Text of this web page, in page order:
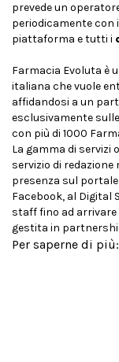
prevede un
periodicamente con
piattaforma e tutti i
Farmacia Evoluta è
italiana che vuole
affidandosi a un
esclusivamente
con più di 1000
La gamma di
servizio di redazione
presenza sul
Facebook, al Digital
staff fino ad
gestita in
Per saperne di